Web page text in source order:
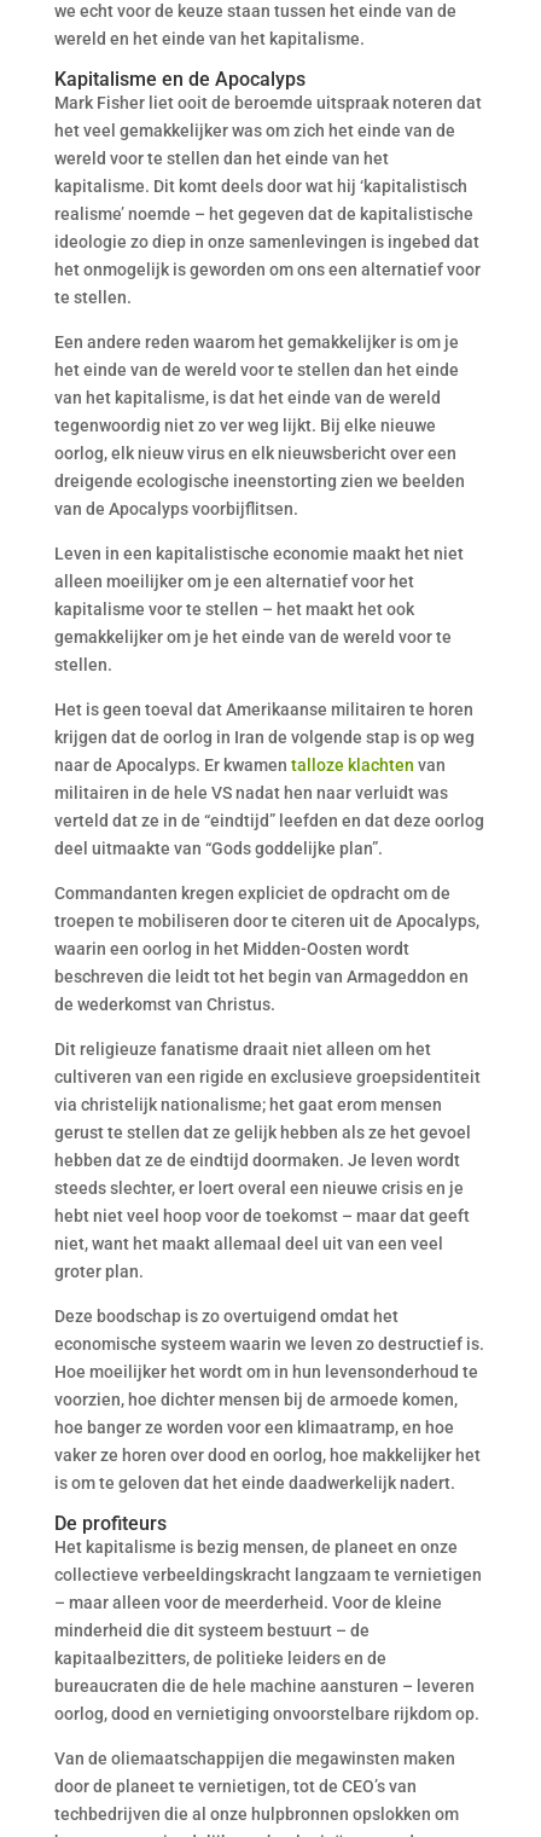
we echt voor de keuze staan tussen het einde van de
wereld en het einde van het kapitalisme.
Kapitalisme en de Apocalyps
Mark Fisher liet ooit de beroemde uitspraak noteren dat
het veel gemakkelijker was om zich het einde van de
wereld voor te stellen dan het einde van het
kapitalisme. Dit komt deels door wat hij ‘kapitalistisch
realisme’ noemde – het gegeven dat de kapitalistische
ideologie zo diep in onze samenlevingen is ingebed dat
het onmogelijk is geworden om ons een alternatief voor
te stellen.
Een andere reden waarom het gemakkelijker is om je
het einde van de wereld voor te stellen dan het einde
van het kapitalisme, is dat het einde van de wereld
tegenwoordig niet zo ver weg lijkt. Bij elke nieuwe
oorlog, elk nieuw virus en elk nieuwsbericht over een
dreigende ecologische ineenstorting zien we beelden
van de Apocalyps voorbijflitsen.
Leven in een kapitalistische economie maakt het niet
alleen moeilijker om je een alternatief voor het
kapitalisme voor te stellen – het maakt het ook
gemakkelijker om je het einde van de wereld voor te
stellen.
Het is geen toeval dat Amerikaanse militairen te horen
krijgen dat de oorlog in Iran de volgende stap is op weg
naar de Apocalyps. Er kwamen talloze klachten van
militairen in de hele VS nadat hen naar verluidt was
verteld dat ze in de “eindtijd” leefden en dat deze oorlog
deel uitmaakte van “Gods goddelijke plan”.
Commandanten kregen expliciet de opdracht om de
troepen te mobiliseren door te citeren uit de Apocalyps,
waarin een oorlog in het Midden-Oosten wordt
beschreven die leidt tot het begin van Armageddon en
de wederkomst van Christus.
Dit religieuze fanatisme draait niet alleen om het
cultiveren van een rigide en exclusieve groepsidentiteit
via christelijk nationalisme; het gaat erom mensen
gerust te stellen dat ze gelijk hebben als ze het gevoel
hebben dat ze de eindtijd doormaken. Je leven wordt
steeds slechter, er loert overal een nieuwe crisis en je
hebt niet veel hoop voor de toekomst – maar dat geeft
niet, want het maakt allemaal deel uit van een veel
groter plan.
Deze boodschap is zo overtuigend omdat het
economische systeem waarin we leven zo destructief is.
Hoe moeilijker het wordt om in hun levensonderhoud te
voorzien, hoe dichter mensen bij de armoede komen,
hoe banger ze worden voor een klimaatramp, en hoe
vaker ze horen over dood en oorlog, hoe makkelijker het
is om te geloven dat het einde daadwerkelijk nadert.
De profiteurs
Het kapitalisme is bezig mensen, de planeet en onze
collectieve verbeeldingskracht langzaam te vernietigen
– maar alleen voor de meerderheid. Voor de kleine
minderheid die dit systeem bestuurt – de
kapitaalbezitters, de politieke leiders en de
bureaucraten die de hele machine aansturen – leveren
oorlog, dood en vernietiging onvoorstelbare rijkdom op.
Van de oliemaatschappijen die megawinsten maken
door de planeet te vernietigen, tot de CEO’s van
techbedrijven die al onze hulpbronnen opslokken om